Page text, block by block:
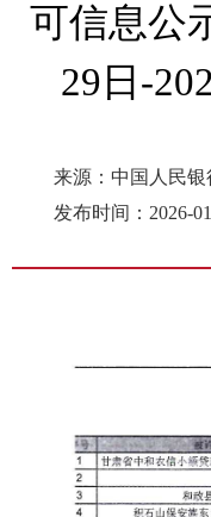
可信息公
29日-
来源：中国人民
发布时间：2026-